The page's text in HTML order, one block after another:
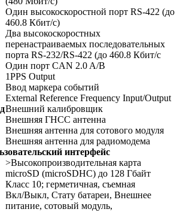
Один высокоскоростной порт RS-422 (до
460.8 Кбит/с)
Два высокоскоростных
перенастраиваемых последовательных
порта RS-232/RS-422 (до 460.8 Кбит/с
Один порт CAN 2.0 A/B
1PPS Output
Ввод маркера событий
External Reference Frequency Input/Output
Внешний калибровщик
Внешняя ГНСС антенна
Внешняя антенна для сотового модуля
Внешняя антенна для радиомодема
интерфейс
>Высокопроизводительная карта
microSD (microSDHC) до 128 Гбайт
Класс 10; герметичная, съемная
Вкл/Выкл, Стату батареи, Внешнее
питание, сотовый модуль,